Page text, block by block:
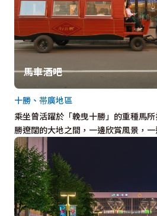
馬車酒吧
乘坐曾活躍於「輓曳十勝」的重種馬
勝遼闊的大地之間，一邊欣賞風景，
十勝、帯廣地區